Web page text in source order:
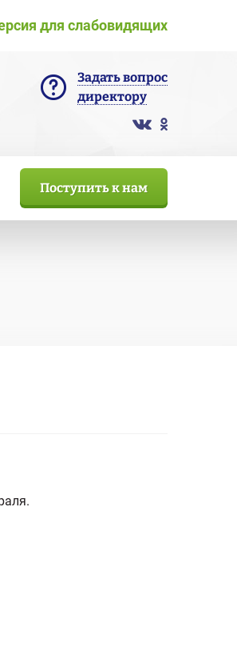
для слабовидящих
Задать вопрос
директору
Поступить к нам